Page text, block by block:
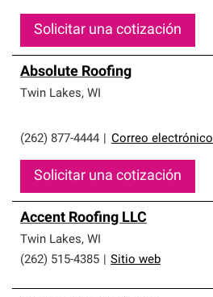
Solicitar una cotización
Absolute Roofing
Twin Lakes, WI
(262) 877-4444 Correo electrónico
Solicitar una cotización
Accent Roofing LLC
Twin Lakes, WI
(262) 515-4385
Sitio web